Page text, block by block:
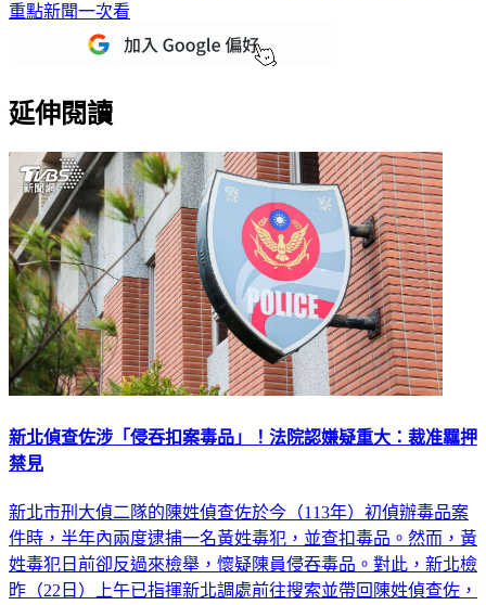
下載TVBS新聞APP，最新消息不漏接
重點新聞一次看
新北偵查佐涉「侵吞扣案毒品」！法院認嫌疑重大：裁准羈押
新北市刑大偵二隊的陳姓偵查佐於今（113年）初偵辦毒品案
件時，半年內兩度逮捕一名黃姓毒犯，並查扣毒品。然而，黃
姓毒犯日前卻反過來檢舉，懷疑陳員侵吞毒品。對此，新北檢